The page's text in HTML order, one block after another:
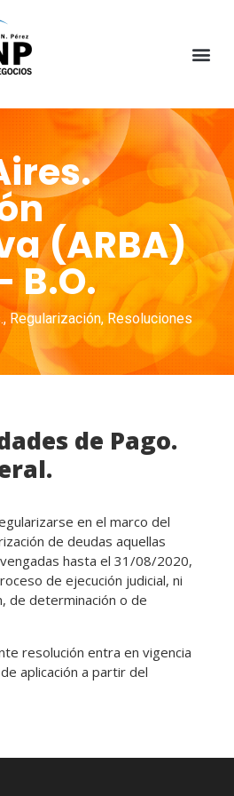
(ARBA)
B.O.
, Regularización, Resoluciones
de Pago.
en el marco del
de deudas aquellas
hasta el 31/08/2020,
de ejecución judicial, ni
de determinación o de
resolución entra en vigencia
aplicación a partir del